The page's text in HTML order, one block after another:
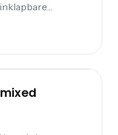
schoon te
inklapbaar
inklapbaar
rond 120cm Ø (6
Ø (8 personen)